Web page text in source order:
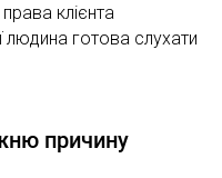
клієнта
людина готова слухати
причину